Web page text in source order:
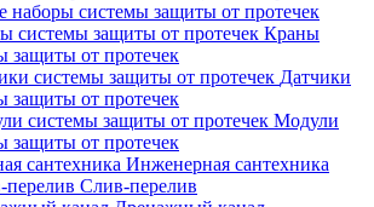
наборы системы защиты от протечек
Краны
защиты от протечек
Датчики
защиты от протечек
Модули
защиты от протечек
Инженерная сантехника
Слив-перелив